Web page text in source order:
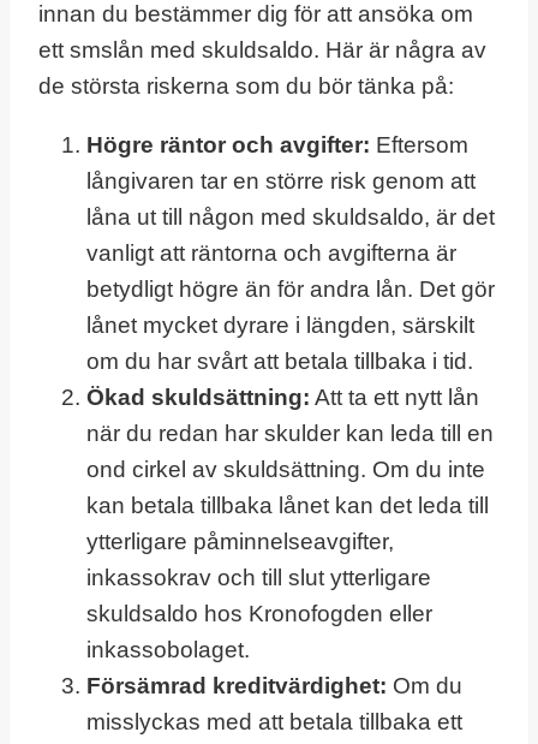
innan du bestämmer dig för att ansöka om
ett smslån med skuldsaldo. Här är några av
de största riskerna som du bör tänka på:
Högre räntor och avgifter: Eftersom
långivaren tar en större risk genom att
låna ut till någon med skuldsaldo, är det
vanligt att räntorna och avgifterna är
betydligt högre än för andra lån. Det gör
lånet mycket dyrare i längden, särskilt
om du har svårt att betala tillbaka i tid.
Ökad skuldsättning: Att ta ett nytt lån
när du redan har skulder kan leda till en
ond cirkel av skuldsättning. Om du inte
kan betala tillbaka lånet kan det leda till
ytterligare påminnelseavgifter,
inkassokrav och till slut ytterligare
skuldsaldo hos Kronofogden eller
inkassobolaget.
Försämrad kreditvärdighet: Om du
misslyckas med att betala tillbaka ett